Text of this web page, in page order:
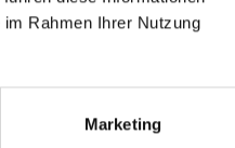
Rahmen Ihrer Nutzung
Marketing